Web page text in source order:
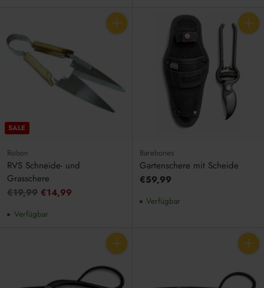
SALE
Anzahl
Rolson
RVS Schneide- und
Grasschere
Unverbindliche
€19,99 €14,99
Verfügbar
Anzahl
Barebones
Gartenschere mit Scheide
€59,99
Verfügbar
Anzahl Anzahl